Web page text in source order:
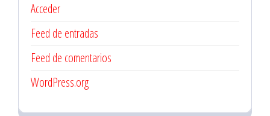
Acceder
Feed de entradas
Feed de comentarios
WordPress.org